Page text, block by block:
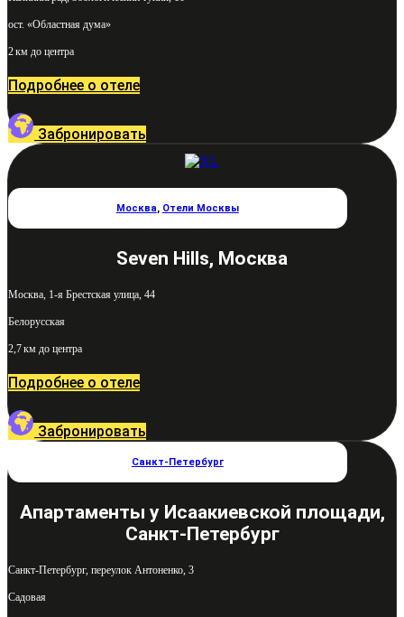
ост. «Областная дума»
2 км до центра
Подробнее о отеле
Забронировать
Москва, Отели Москвы
Seven Hills, Москва
Москва, 1-я Брестская улица, 44
Белорусская
2,7 км до центра
Подробнее о отеле
Забронировать
Санкт-Петербург
Апартаменты у Исаакиевской площади,
Санкт-Петербург
Санкт-Петербург, переулок Антоненко, 3
Садовая